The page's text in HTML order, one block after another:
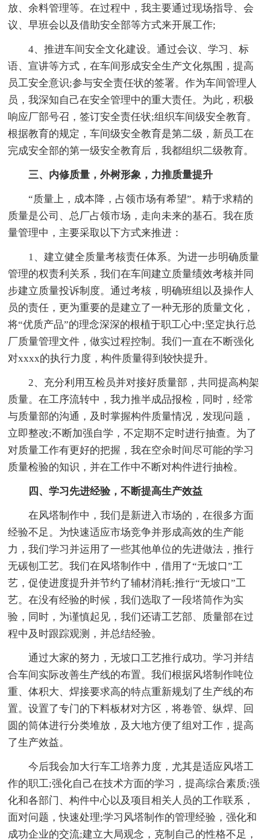
放、余料管理等。在过程中，我主要通过现场指导、会
议、早班会以及借助安全部等方式来开展工作;
4、推进车间安全文化建设。通过会议、学习、标
语、宣讲等方式，在车间形成安全生产文化氛围，提高
员工安全意识;参与安全责任状的签署。作为车间管理人
员，我深知自己在安全管理中的重大责任。为此，积极
响应厂部号召，签订安全责任状;组织车间级安全教育。
根据教育的规定，车间级安全教育是第二级，新员工在
完成安全部的第一级安全教育后，我都组织二级教育。
三、内修质量，外树形象，力推质量提升
“质量上，成本降，占领市场有希望”。精于求精的
质量是公司、总厂占领市场，走向未来的基石。我在质
量管理中，主要采取以下方式来推进：
1、建立健全质量考核责任体系。为进一步明确质量
管理的权责利关系，我们在车间建立质量绩效考核并同
步建立质量投诉制度。通过考核，明确班组以及操作人
员的责任，更为重要的是建立了一种无形的质量文化，
将“优质产品”的理念深深的根植于职工心中;坚定执行总
厂质量管理文件，做实过程控制。我们一直在不断强化
对xxxx的执行力度，构件质量得到较快提升。
2、充分利用互检员并对接好质量部，共同提高构架
质量。在工序流转中，我力推半成品报检，同时，经常
与质量部的沟通，及时掌握构件质量情况，发现问题，
立即整改;不断加强自学，不定期不定时进行抽查。为了
对质量工作有更好的把握，我在空余时间尽可能的学习
质量检验的知识，并在工作中不断对构件进行抽检。
四、学习先进经验，不断提高生产效益
在风塔制作中，我们是新进入市场的，在很多方面
经验不足。为快速适应市场竞争并形成高效的生产能
力，我们学习并运用了一些其他单位的先进做法，推行
无碳刨工艺。我们在风塔制作中，借用了“无坡口”工
艺，促使进度提升并节约了辅材消耗;推行“无坡口”工
艺。在没有经验的时候，我们选取了一段塔筒作为实
验，同时，为谨慎起见，我们还请工艺部、质量部在过
程中及时跟踪观测，并总结经验。
通过大家的努力，无坡口工艺推行成功。学习并结
合车间实际改善生产线的布置。我们根据风塔制作吨位
重、体积大、焊接要求高的特点重新规划了生产线的布
置。设置了专门的下料板材对方区，将卷管、纵焊、回
圆的筒体进行分类堆放，及大地方便了组对工作，提高
了生产效益。
今后我会加大行车工培养力度，尤其是适应风塔工
作的职工;强化自己在技术方面的学习，提高综合素质;强
化和各部门、构件中心以及项目相关人员的工作联系，
面对问题，快速处理;学习风塔制作的管理经验，强化和
成功企业的交流;建立大局观念，克制自己的性格不足，